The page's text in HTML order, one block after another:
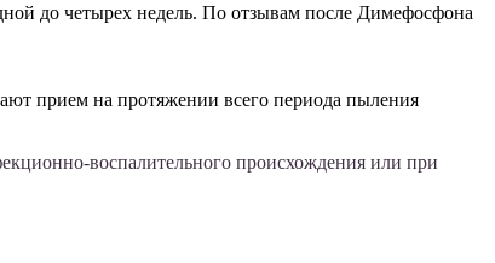
до четырех недель. По отзывам после Димефосфона
прием на протяжении всего периода пыления
воспалительного происхождения или при